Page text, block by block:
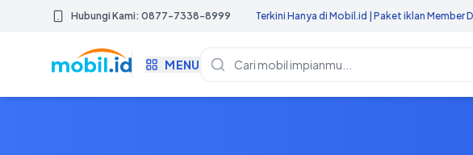
Hubungi Kami: 0877-7338-8999
Anda | Update Berita Otomotif Terkini Hanya di Mobil.id | Paket iklan Member Dan Dealer di Mobil.id
MENU